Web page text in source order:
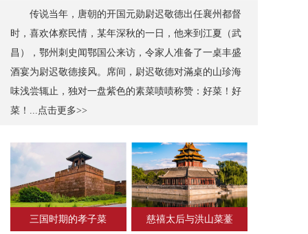
传说当年，唐朝的开国元勋尉迟敬德出任襄州都督
时，喜欢体察民情，某年深秋的一日，他来到江夏（武
昌），鄂州刺史闻鄂国公来访，令家人准备了一桌丰盛
酒宴为尉迟敬德接风。席间，尉迟敬德对滿桌的山珍海
味浅尝辄止，独对一盘紫色的素菜啧啧称赞：好菜！好
菜！...点击更多>>
三国时期的孝子菜 慈禧太后与洪山菜薹